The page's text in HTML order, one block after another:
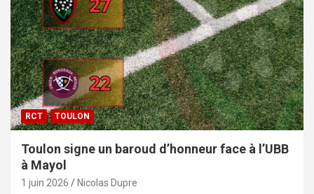
RCT TOULON
Toulon signe un baroud d’honneur face à l’UBB
à Mayol
1 juin 2026 Nicolas Dupre